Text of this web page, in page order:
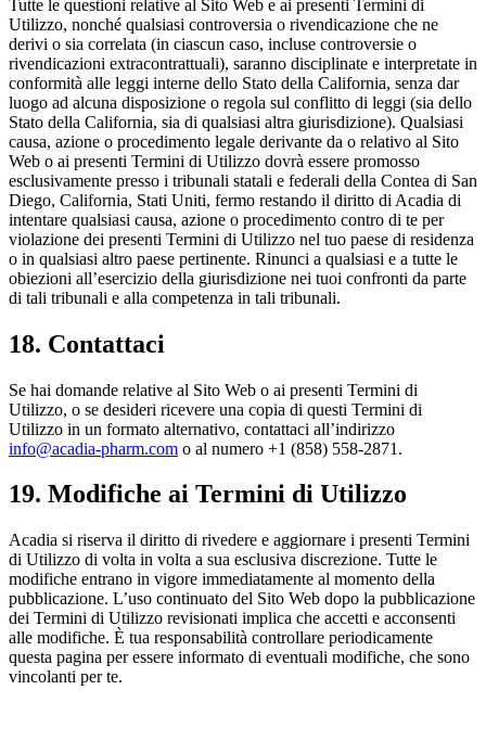
Tutte le questioni relative al Sito Web e ai presenti Termini di
Utilizzo, nonché qualsiasi controversia o rivendicazione che ne
derivi o sia correlata (in ciascun caso, incluse controversie o
rivendicazioni extracontrattuali), saranno disciplinate e interpretate in
conformità alle leggi interne dello Stato della California, senza dar
luogo ad alcuna disposizione o regola sul conflitto di leggi (sia dello
Stato della California, sia di qualsiasi altra giurisdizione). Qualsiasi
causa, azione o procedimento legale derivante da o relativo al Sito
Web o ai presenti Termini di Utilizzo dovrà essere promosso
esclusivamente presso i tribunali statali e federali della Contea di San
Diego, California, Stati Uniti, fermo restando il diritto di Acadia di
intentare qualsiasi causa, azione o procedimento contro di te per
violazione dei presenti Termini di Utilizzo nel tuo paese di residenza
o in qualsiasi altro paese pertinente. Rinunci a qualsiasi e a tutte le
obiezioni all’esercizio della giurisdizione nei tuoi confronti da parte
di tali tribunali e alla competenza in tali tribunali.
18. Contattaci
Se hai domande relative al Sito Web o ai presenti Termini di
Utilizzo, o se desideri ricevere una copia di questi Termini di
Utilizzo in un formato alternativo, contattaci all’indirizzo
info@acadia-pharm.com o al numero +1 (858) 558-2871.
19. Modifiche ai Termini di Utilizzo
Acadia si riserva il diritto di rivedere e aggiornare i presenti Termini
di Utilizzo di volta in volta a sua esclusiva discrezione. Tutte le
modifiche entrano in vigore immediatamente al momento della
pubblicazione. L’uso continuato del Sito Web dopo la pubblicazione
dei Termini di Utilizzo revisionati implica che accetti e acconsenti
alle modifiche. È tua responsabilità controllare periodicamente
questa pagina per essere informato di eventuali modifiche, che sono
vincolanti per te.